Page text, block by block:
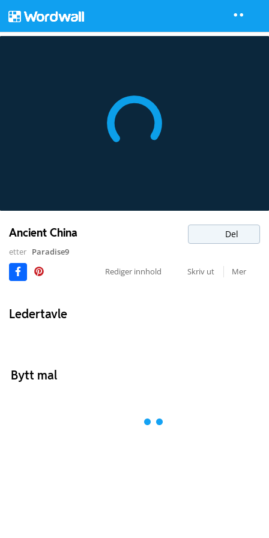
Ancient China Del
etter Paradise9
Rediger innhold
Skriv ut Mer
Ledertavle
Bytt mal